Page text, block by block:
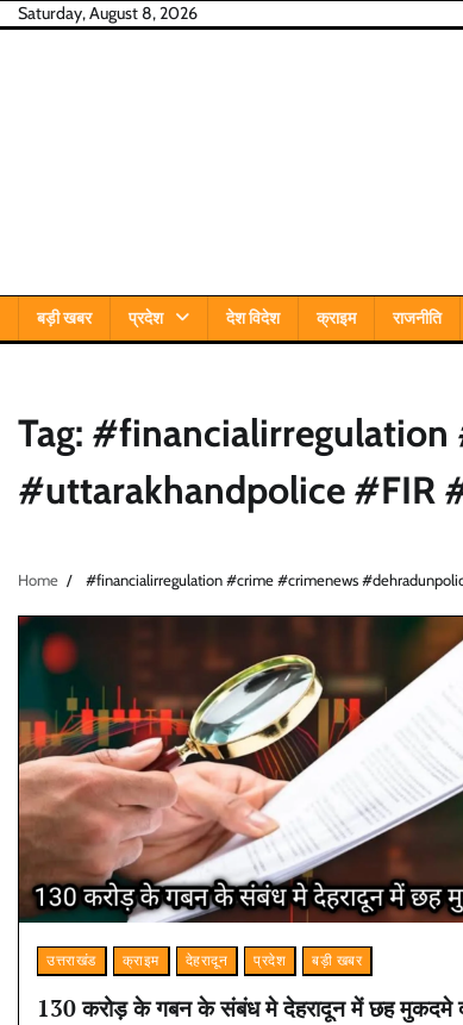
SkipSaturday, August 8, 2026
बड़ी खबर प्रदेश देश विदेश क्राइम राजनीति
Tag: #financialirregulation
#uttarakhandpolice #FIR
Home #financialirregulation #crime #crimenews
उत्तराखंड क्राइम देहरादून प्रदेश बड़ी खबर
130 करोड़ के गबन के संबंध मे देहरादून में छह मुकदमे